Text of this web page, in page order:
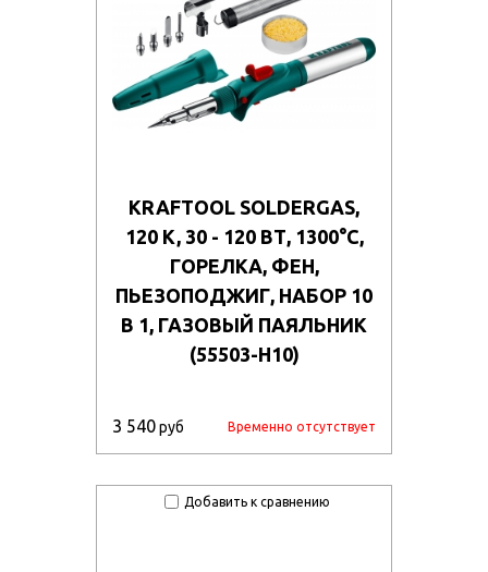
KRAFTOOL SOLDERGAS,
120 K, 30 - 120 ВТ, 1300°С,
ГОРЕЛКА, ФЕН,
ПЬЕЗОПОДЖИГ, НАБОР 10
В 1, ГАЗОВЫЙ ПАЯЛЬНИК
(55503-H10)
3 540руб Временно отсутствует
Добавить к сравнению